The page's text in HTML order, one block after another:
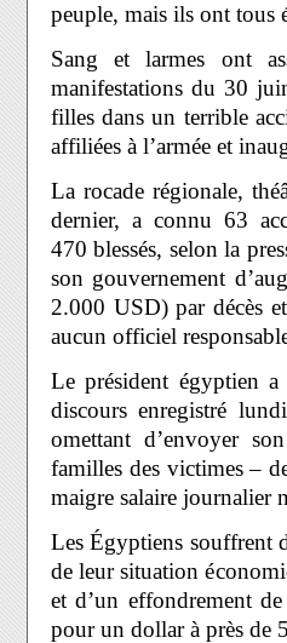
peuple, mais ils ont tous
Sang et larmes ont
manifestations du 30
filles dans un terrible
affiliées à l’armée et
La rocade régionale,
dernier, a connu 63
470 blessés, selon la
son gouvernement
2.000 USD) par décès
aucun officiel
Le président égyptien
discours enregistré
omettant d’envoyer
familles des victimes –
maigre salaire journalier
Les Égyptiens souffrent
de leur situation
et d’un effondrement
pour un dollar à près de